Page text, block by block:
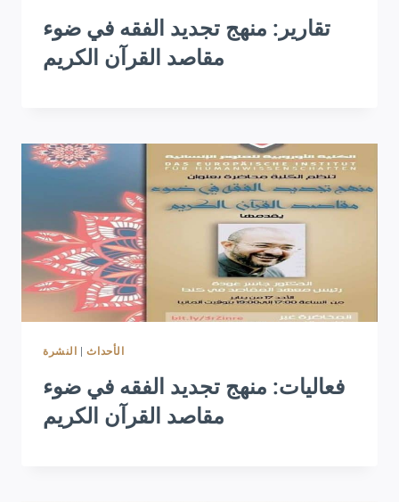
تقارير: منهج تجديد الفقه في ضوء
مقاصد القرآن الكريم
الأحداث| النشرة
فعاليات: منهج تجديد الفقه في ضوء
مقاصد القرآن الكريم